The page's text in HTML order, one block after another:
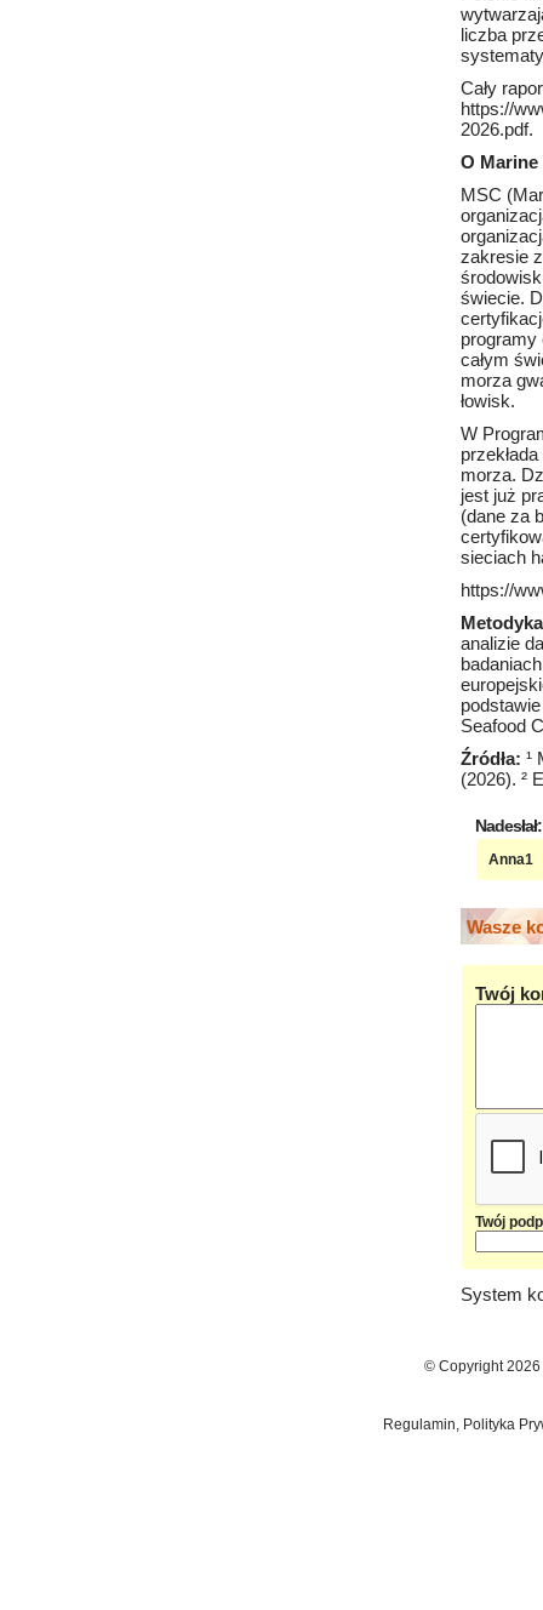
liczba
Cały
https://
2026.pdf.
O
MSC
zakresie
świecie.
programy
całym
morza
łowisk.
W
morza.
jest już
(dane za
sieciach
https://
analizie
Seafood
Źródła: ¹
(2026). ²
Nadesłał:
Anna1
Wasze
Twój
Twój
System
© Copyright
Regulamin, Polityka